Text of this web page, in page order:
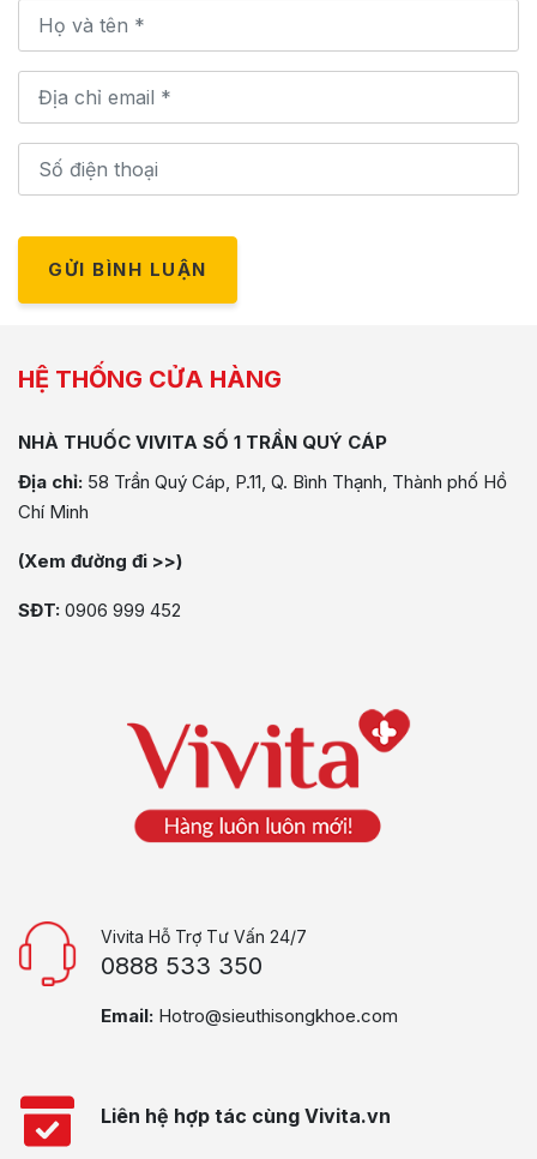
GỬI BÌNH LUẬN
HỆ THỐNG CỬA HÀNG
NHÀ THUỐC VIVITA SỐ 1 TRẦN QUÝ CÁP
Địa chỉ: 58 Trần Quý Cáp, P.11, Q. Bình Thạnh, Thành phố Hồ
Chí Minh
(Xem đường đi >>)
SĐT: 0906 999 452
Vivita Hỗ Trợ Tư Vấn 24/7
0888 533 350
Email: Hotro@sieuthisongkhoe.com
Liên hệ hợp tác cùng Vivita.vn